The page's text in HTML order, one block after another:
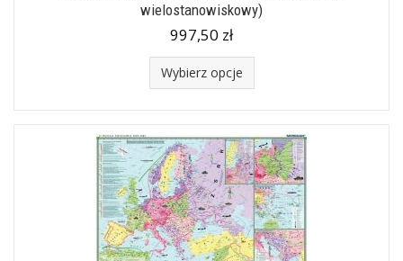
wielostanowiskowy)
997,50 zł
Wybierz opcje